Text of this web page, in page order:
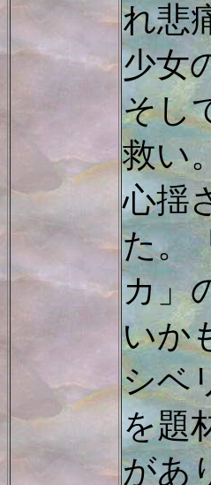
れ悲
少女
そし
救い
心揺
た。
カ」
いか
シベ
を題
があ